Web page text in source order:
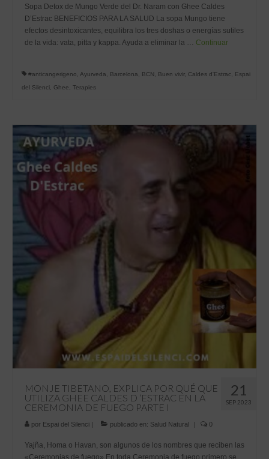
Sopa Detox de Mungo Verde del Dr. Naram con Ghee Caldes
D’Estrac BENEFICIOS PARA LA SALUD La sopa Mungo tiene
efectos desintoxicantes, equilibra los tres doshas o energías sutiles
de la vida: vata, pitta y kappa. Ayuda a eliminar la … Continuar
#anticangerigeno Ayurveda Barcelona BCN Buen vivir, Caldes d'Estrac
Espai
del Silenci
Ghee Terapies
21
SEP 2023
MONJE TIBETANO, EXPLICA POR QUÉ QUE
UTILIZA GHEE CALDES D ‘ESTRAC EN LA
CEREMONIA DE FUEGO PARTE I
por Espai del Silenci | publicado en: Salud Natural | 0
Yajña, Homa o Havan, son algunos de los nombres que reciben las
«Ceremonias de fuego» En toda Ceremonia de fuego primero se